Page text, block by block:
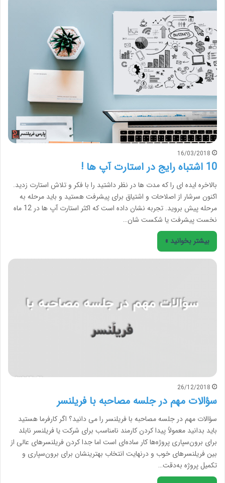
16/03/2018
10 اشتباه رایج در استارت آپ ها !
بالاخره ایده ای را که مدت ها در نظر داشتید را با فکر و تلاش استارت زدید.
اکنون سرشار از اصلاحات و اشتیاق برای پیشرفت هستید و باید مرحله به
مرحله پیش بروید. تجربه نشان داده است که اکثر استارت آپ ها در 12 ماه
نخست پیشرفت یا شکست شان…
بیشتر بخوانید »
26/12/2018
سؤالات مهم در جلسه مصاحبه با فریلنسر
سؤالات مهم در جلسه مصاحبه با فریلنسر را می دانید؟ اگر کارفرما هستید
باید بدانید معمولاً پیدا کردن کارمند نامناسب برای شرکت یا فریلنسر نابلد
برای برون‌سپاری پروژه‌ها کار ساده‌ای است اما جدا کردن فریلنسرهای عالی از
بین فریلنسرهای خوب و درنهایت انتخاب بهترینشان برای برون‌سپاری و
تکمیل پروژه به‌دقت…